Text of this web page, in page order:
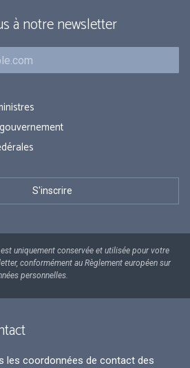
à notre newsletter
uniquement conservée et utilisée pour votre
conformément au Règlement européen sur
personnelles.
les coordonnées de contact des